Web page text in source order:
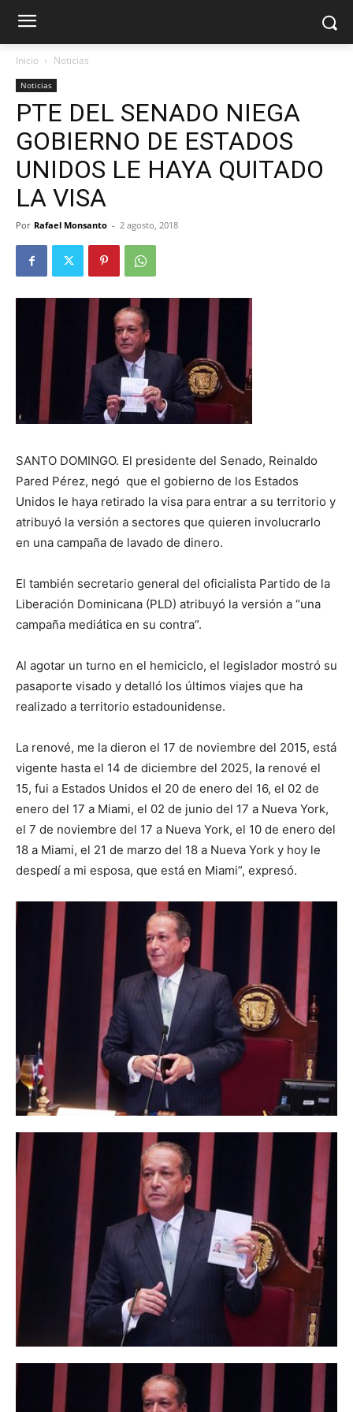
Inicio Noticias
Noticias
PTE DEL SENADO NIEGA
GOBIERNO DE ESTADOS
UNIDOS LE HAYA QUITADO
LA VISA
Por Rafael Monsanto - 2 agosto, 2018
SANTO DOMINGO. El presidente del Senado, Reinaldo
Pared Pérez, negó que el gobierno de los Estados
Unidos le haya retirado la visa para entrar a su territorio y
atribuyó la versión a sectores que quieren involucrarlo
en una campaña de lavado de dinero.
El también secretario general del oficialista Partido de la
Liberación Dominicana (PLD) atribuyó la versión a “una
campaña mediática en su contra”.
Al agotar un turno en el hemiciclo, el legislador mostró su
pasaporte visado y detalló los últimos viajes que ha
realizado a territorio estadounidense.
La renové, me la dieron el 17 de noviembre del 2015, está
vigente hasta el 14 de diciembre del 2025, la renové el
15, fui a Estados Unidos el 20 de enero del 16, el 02 de
enero del 17 a Miami, el 02 de junio del 17 a Nueva York,
el 7 de noviembre del 17 a Nueva York, el 10 de enero del
18 a Miami, el 21 de marzo del 18 a Nueva York y hoy le
despedí a mi esposa, que está en Miami”, expresó.